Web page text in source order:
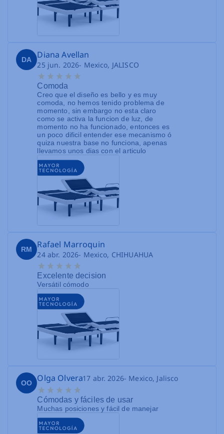
DA Diana Avellan
25 jun. 2026- Mexico, JALISCO
Comoda
Creo que el diseño es bello y es muy
comoda, no hemos tenido problema de
momento, sin embargo no esta claro
como se activa la funcion de luz, de
momento no ha funcionado, entonces es
un poco dificil entender ese mecanismo ó
quiza nuestra base no funciona, apenas
llevamos unos dias con el articulo
RM Rafael Marroquin
24 abr. 2026- Mexico, CHIHUAHUA
Excelente decision
Versátil cómodo
OO Olga Olvera17 abr. 2026- Mexico, Jalisco
Cómodas y fáciles de usar
Muchas posiciones y fácil de manejar